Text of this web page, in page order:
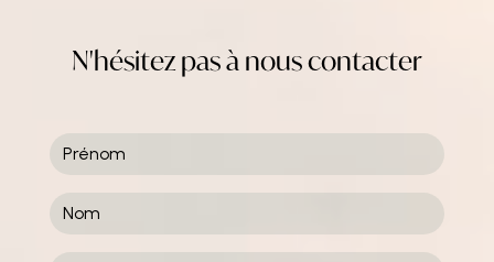
N'hésitez pas à nous contacter